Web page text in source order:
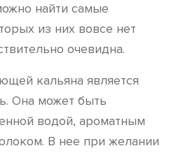
найти самые
из них вовсе нет
очевидна.
кальяна является
Она может быть
водой, ароматным
В нее при желании